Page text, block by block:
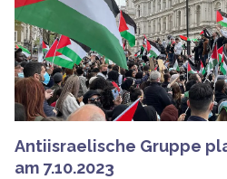
Antiisraelische Gruppe
am 7.10.2023